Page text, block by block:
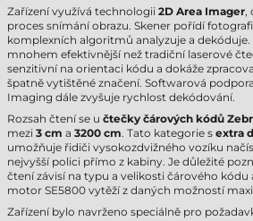
Zařízení využívá technologii 2D Area Imager,
proces snímání obrazu. Skener pořídí
komplexních algoritmů analyzuje a
mnohem efektivnější než tradiční laserové
senzitivní na orientaci kódu a dokáže
špatně vytištěné značení. Softwarová
Imaging dále zvyšuje rychlost dekódování.
Rozsah čtení se u čtečky čárových kódů
mezi 3 cm a 3200 cm. Tato kategorie s extra
umožňuje řidiči vysokozdvižného vozíku
nejvyšší polici přímo z kabiny. Je důležité
čtení závisí na typu a velikosti čárového kódu
motor SE5800 vytěží z daných možností
Zařízení bylo navrženo speciálně pro